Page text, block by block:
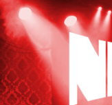
Zum
Inhalt
springen